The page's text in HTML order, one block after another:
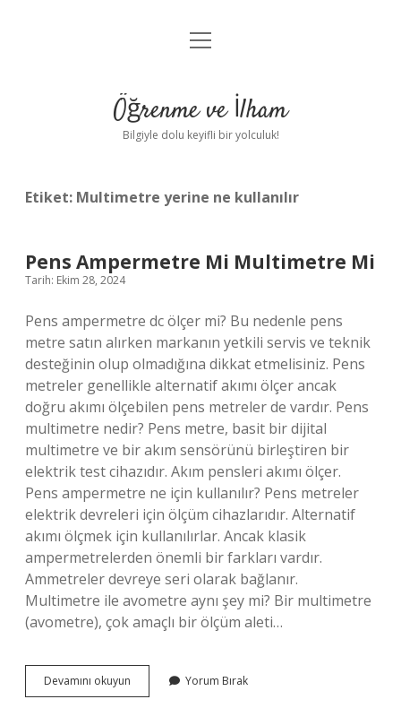
Anasayfa
Yasal Uyarı
menüyü
Öğrenme ve İlham
Bilgiyle dolu keyifli bir yolculuk!
Etiket: Multimetre yerine ne kullanılır
Pens Ampermetre Mi Multimetre Mi
Tarih: Ekim 28, 2024
Pens ampermetre dc ölçer mi? Bu nedenle pens
metre satın alırken markanın yetkili servis ve teknik
desteğinin olup olmadığına dikkat etmelisiniz. Pens
metreler genellikle alternatif akımı ölçer ancak
doğru akımı ölçebilen pens metreler de vardır. Pens
multimetre nedir? Pens metre, basit bir dijital
multimetre ve bir akım sensörünü birleştiren bir
elektrik test cihazıdır. Akım pensleri akımı ölçer.
Pens ampermetre ne için kullanılır? Pens metreler
elektrik devreleri için ölçüm cihazlarıdır. Alternatif
akımı ölçmek için kullanılırlar. Ancak klasik
ampermetrelerden önemli bir farkları vardır.
Ammetreler devreye seri olarak bağlanır.
Multimetre ile avometre aynı şey mi? Bir multimetre
(avometre), çok amaçlı bir ölçüm aleti…
Devamını okuyun
Ampermetre
Yorum Bırak